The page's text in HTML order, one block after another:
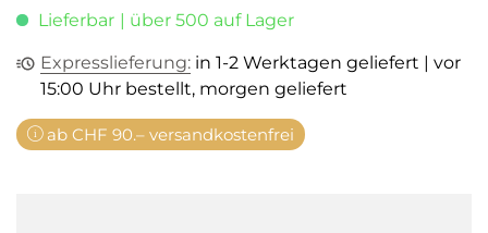
Lieferbar | über 500 auf Lager
Expresslieferung: in 1-2 Werktagen geliefert | vor
15:00 Uhr bestellt, morgen geliefert
ab CHF 90.– versandkostenfrei